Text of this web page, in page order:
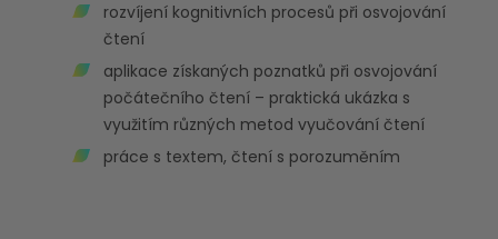
rozvíjení kognitivních procesů při osvojování
čtení
aplikace získaných poznatků při osvojování
počátečního čtení – praktická ukázka s
využitím různých metod vyučování čtení
práce s textem, čtení s porozuměním